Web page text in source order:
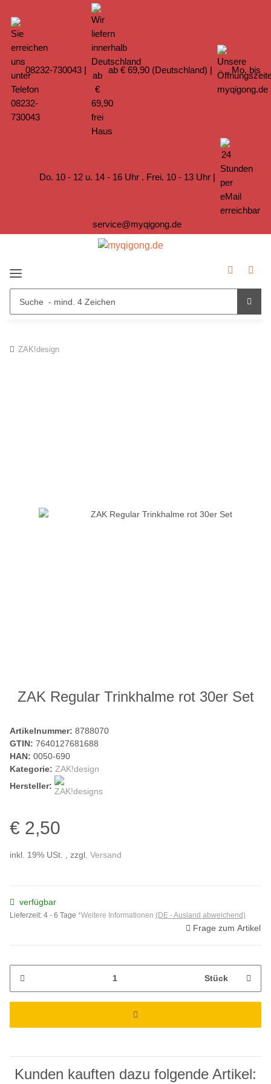
08232-730043| ab € 69,90 (Deutschland) | Mo. bis
Do. 10 - 12 u. 14 - 16 Uhr . Frei. 10 - 13 Uhr |
service@myqigong.de
ZAK!design
ZAK Regular Trinkhalme rot 30er Set
Artikelnummer: 8788070
GTIN: 7640127681688
HAN: 0050-690
Kategorie: ZAK!design
Hersteller:
€ 2,50
inkl. 19% USt. , zzgl. Versand
verfügbar
Lieferzeit: 4 - 6 Tage *Weitere Informationen (DE - Ausland abweichend)
Frage zum Artikel
Stück
Kunden kauften dazu folgende Artikel: